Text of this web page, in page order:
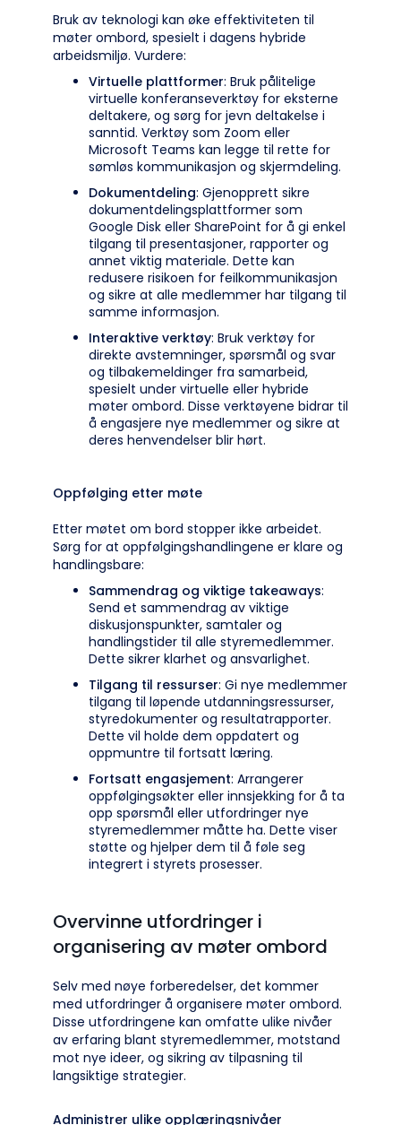
Bruk av teknologi kan øke effektiviteten til
møter ombord, spesielt i dagens hybride
arbeidsmiljø. Vurdere:
Virtuelle plattformer: Bruk pålitelige
virtuelle konferanseverktøy for eksterne
deltakere, og sørg for jevn deltakelse i
sanntid. Verktøy som Zoom eller
Microsoft Teams kan legge til rette for
sømløs kommunikasjon og skjermdeling.
Dokumentdeling: Gjenopprett sikre
dokumentdelingsplattformer som
Google Disk eller SharePoint for å gi enkel
tilgang til presentasjoner, rapporter og
annet viktig materiale. Dette kan
redusere risikoen for feilkommunikasjon
og sikre at alle medlemmer har tilgang til
samme informasjon.
Interaktive verktøy: Bruk verktøy for
direkte avstemninger, spørsmål og svar
og tilbakemeldinger fra samarbeid,
spesielt under virtuelle eller hybride
møter ombord. Disse verktøyene bidrar til
å engasjere nye medlemmer og sikre at
deres henvendelser blir hørt.
Oppfølging etter møte
Etter møtet om bord stopper ikke arbeidet.
Sørg for at oppfølgingshandlingene er klare og
handlingsbare:
Sammendrag og viktige takeaways:
Send et sammendrag av viktige
diskusjonspunkter, samtaler og
handlingstider til alle styremedlemmer.
Dette sikrer klarhet og ansvarlighet.
Tilgang til ressurser: Gi nye medlemmer
tilgang til løpende utdanningsressurser,
styredokumenter og resultatrapporter.
Dette vil holde dem oppdatert og
oppmuntre til fortsatt læring.
Fortsatt engasjement: Arrangerer
oppfølgingsøkter eller innsjekking for å ta
opp spørsmål eller utfordringer nye
styremedlemmer måtte ha. Dette viser
støtte og hjelper dem til å føle seg
integrert i styrets prosesser.
Overvinne utfordringer i
organisering av møter ombord
Selv med nøye forberedelser, det kommer
med utfordringer å organisere møter ombord.
Disse utfordringene kan omfatte ulike nivåer
av erfaring blant styremedlemmer, motstand
mot nye ideer, og sikring av tilpasning til
langsiktige strategier.
Administrer ulike opplæringsnivåer